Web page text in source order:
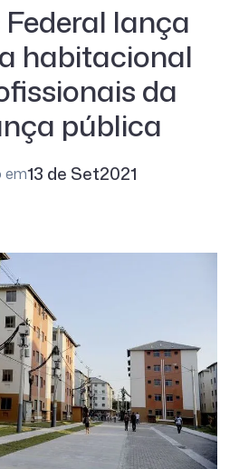
lança
habitacional
da
pública
em13 de Set2021